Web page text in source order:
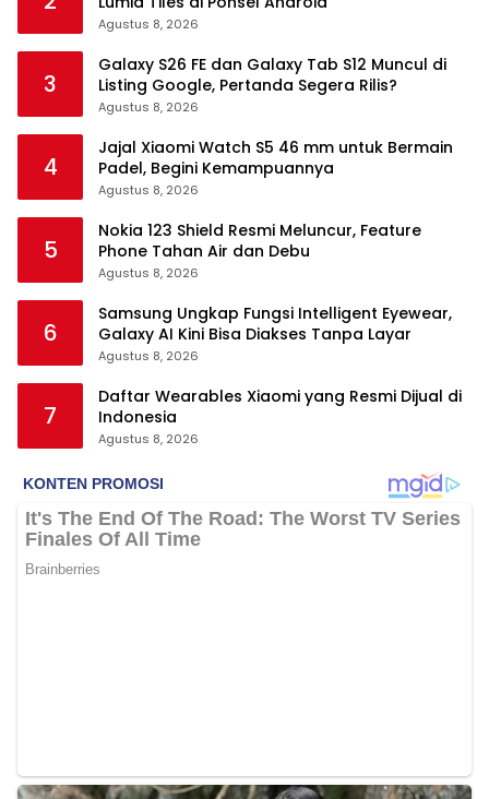
Agustus 8, 2026
3
Galaxy S26 FE dan Galaxy Tab S12 Muncul di
Listing Google, Pertanda Segera Rilis?
Agustus 8, 2026
4
Jajal Xiaomi Watch S5 46 mm untuk Bermain
Padel, Begini Kemampuannya
Agustus 8, 2026
5
Nokia 123 Shield Resmi Meluncur, Feature
Phone Tahan Air dan Debu
Agustus 8, 2026
6
Samsung Ungkap Fungsi Intelligent Eyewear,
Galaxy AI Kini Bisa Diakses Tanpa Layar
Agustus 8, 2026
7
Daftar Wearables Xiaomi yang Resmi Dijual di
Indonesia
Agustus 8, 2026